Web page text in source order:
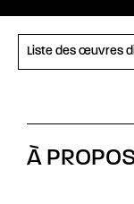
Liste des œuvres
À